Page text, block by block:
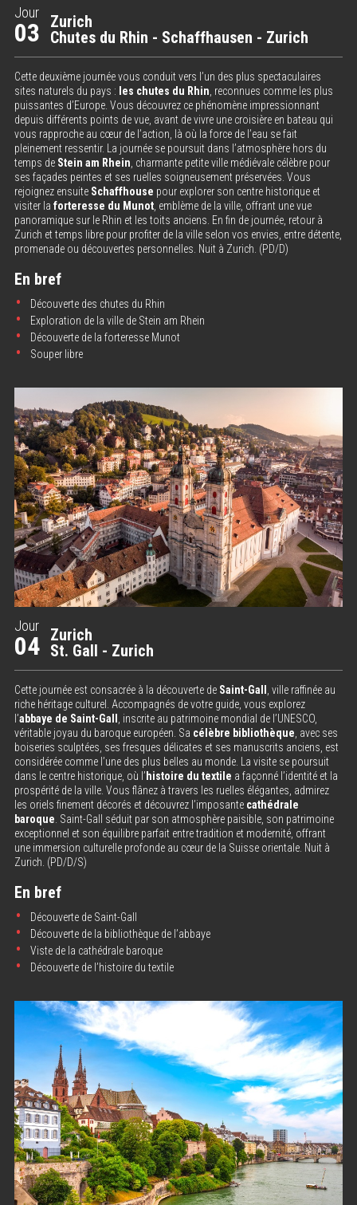
Jour
03
Zurich
Chutes du Rhin - Schaffhausen - Zurich
Cette deuxième journée vous conduit vers l’un des plus spectaculaires
sites naturels du pays : les chutes du Rhin , reconnues comme les plus
puissantes d’Europe. Vous découvrez ce phénomène impressionnant
depuis différents points de vue, avant de vivre une croisière en bateau qui
vous rapproche au cœur de l’action, là où la force de l’eau se fait
pleinement ressentir. La journée se poursuit dans l’atmosphère hors du
temps de Stein am Rhein , charmante petite ville médiévale célèbre pour
ses façades peintes et ses ruelles soigneusement préservées. Vous
rejoignez ensuite Schaffhouse pour explorer son centre historique et
visiter la forteresse du Munot , emblème de la ville, offrant une vue
panoramique sur le Rhin et les toits anciens. En fin de journée, retour à
Zurich et temps libre pour profiter de la ville selon vos envies, entre détente,
promenade ou découvertes personnelles. Nuit à Zurich. (PD/D)
En bref
Découverte des chutes du Rhin
Exploration de la ville de Stein am Rhein
Découverte de la forteresse Munot
Souper libre
Jour
04 Zurich
St. Gall - Zurich
Cette journée est consacrée à la découverte de Saint-Gall , ville raffinée au
riche héritage culturel. Accompagnés de votre guide, vous explorez
l’abbaye de Saint-Gall , inscrite au patrimoine mondial de l’UNESCO,
véritable joyau du baroque européen. Sa célèbre bibliothèque , avec ses
boiseries sculptées, ses fresques délicates et ses manuscrits anciens, est
considérée comme l’une des plus belles au monde. La visite se poursuit
dans le centre historique, où l’histoire du textile a façonné l’identité et la
prospérité de la ville. Vous flânez à travers les ruelles élégantes, admirez
les oriels finement décorés et découvrez l’imposante cathédrale
baroque . Saint-Gall séduit par son atmosphère paisible, son patrimoine
exceptionnel et son équilibre parfait entre tradition et modernité, offrant
une immersion culturelle profonde au cœur de la Suisse orientale. Nuit à
Zurich. (PD/D/S)
En bref
Découverte de Saint-Gall
Découverte de la bibliothèque de l’abbaye
Viste de la cathédrale baroque
Découverte de l’histoire du textile